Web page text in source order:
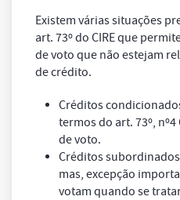
Existem várias situações
art. 73º do CIRE que
de voto que não estejam
de crédito.
Créditos
termos do art. 73º,
de voto.
Créditos
mas, excepção
votam quando se